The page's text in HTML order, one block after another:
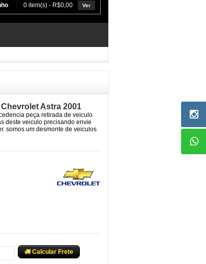
0 item(s) - R$0,00 Ver
Astra 2001
peça retirada de veiculo
deste veiculo precisando envie
somos um desmonte de veiculos
Calcular Frete